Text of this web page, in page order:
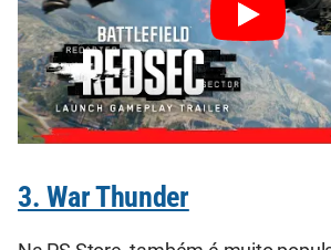
3. War Thunder